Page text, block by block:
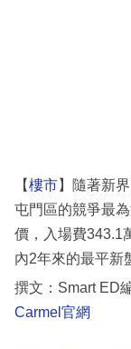
【樓市】隨著新
屯門區的競爭最
價，入場費343.1
內2年來的最平新
撰文：Smart ED
Carmel官網